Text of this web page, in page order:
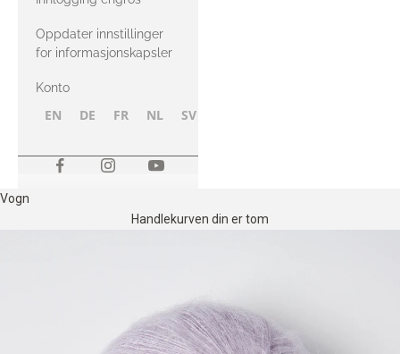
Oppdater innstillinger
for informasjonskapsler
Konto
EN DE FR NL SV
Vogn
Handlekurven din er tom